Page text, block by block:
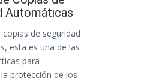
Automáticas
copias de seguridad
esta es una de las
para
protección de los